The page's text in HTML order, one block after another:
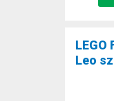
LEGO
Leo